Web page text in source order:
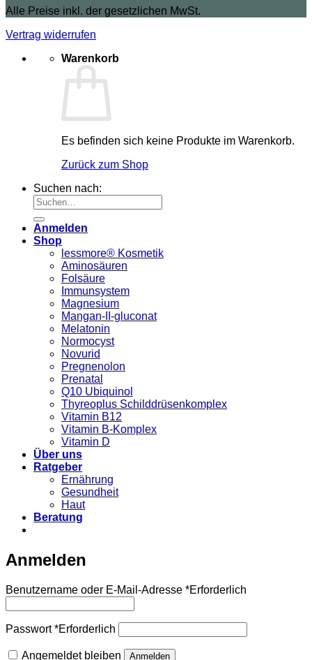
Alle Preise inkl. der gesetzlichen MwSt.
Vertrag widerrufen
Warenkorb
Es befinden sich keine Produkte im Warenkorb.
Zurück zum Shop
Suchen nach:
Anmelden
Shop
lessmore® Kosmetik
Aminosäuren
Folsäure
Immunsystem
Magnesium
Mangan-II-gluconat
Melatonin
Normocyst
Novurid
Pregnenolon
Prenatal
Q10 Ubiquinol
Thyreoplus Schilddrüsenkomplex
Vitamin B12
Vitamin B-Komplex
Vitamin D
Über uns
Ratgeber
Ernährung
Gesundheit
Haut
Beratung
Anmelden
Benutzername oder E-Mail-Adresse *Erforderlich
Passwort*Erforderlich
Angemeldet bleiben Anmelden